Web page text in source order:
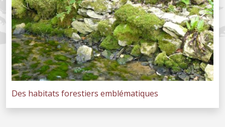
Des habitats forestiers emblématiques